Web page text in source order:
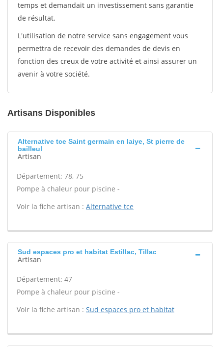
temps et demandait un investissement sans garantie
de résultat.
L'utilisation de notre service sans engagement vous
permettra de recevoir des demandes de devis en
fonction des creux de votre activité et ainsi assurer un
avenir à votre société.
Artisans Disponibles
Alternative tce Saint germain en laiye, St pierre de
bailleul
Artisan
Département: 78, 75
Pompe à chaleur pour piscine -
Voir la fiche artisan : Alternative tce
Sud espaces pro et habitat Estillac, Tillac
Artisan
Département: 47
Pompe à chaleur pour piscine -
Voir la fiche artisan : Sud espaces pro et habitat